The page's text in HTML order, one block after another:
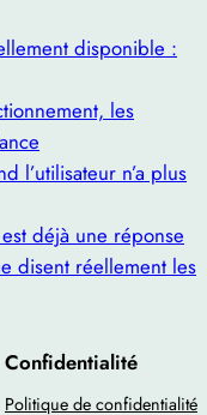
disponible :
les
l’utilisateur n’a plus
déjà une réponse
disent réellement les
Confidentialité
Politique de confidentialité